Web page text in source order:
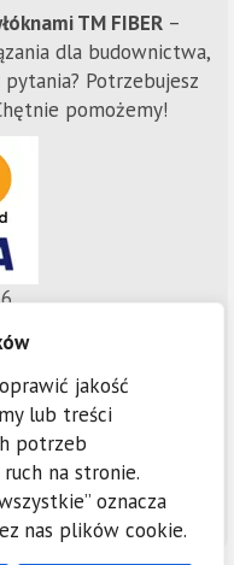
jakość
lub treści
potrzeb
na stronie.
oznacza
nas plików cookie.
TM FIBER –
dla budownictwa,
pytania? Potrzebujesz
pomożemy!
Regulamin